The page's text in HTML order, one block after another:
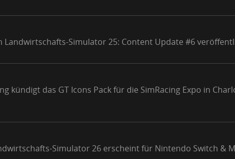
Landwirtschafts-Simulator 25: Content Update #6
kündigt das GT Icons Pack für die SimRacing Expo in
Simulator 26 erscheint für Nintendo Switch &